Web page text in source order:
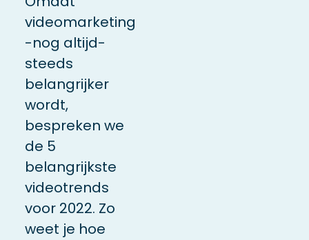
videomarketing
-nog altijd-
steeds
belangrijker
wordt,
bespreken we
de 5
belangrijkste
videotrends
voor 2022. Zo
weet je hoe